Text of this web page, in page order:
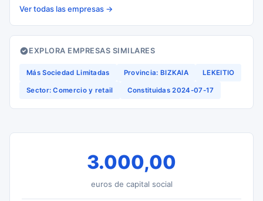
Ver todas las empresas →
EXPLORA EMPRESAS SIMILARES
Más Sociedad Limitadas Provincia: BIZKAIA LEKEITIO
Sector: Comercio y retail Constituidas 2024-07-17
3.000,00
euros de capital social